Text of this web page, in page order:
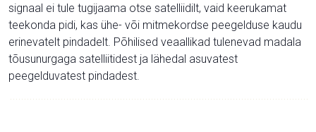
signaal ei tule tugijaama otse satelliidilt, vaid keerukamat
teekonda pidi, kas ühe- või mitmekordse peegelduse kaudu
erinevatelt pindadelt. Põhilised veaallikad tulenevad madala
tõusunurgaga satelliitidest ja lähedal asuvatest
peegelduvatest pindadest.